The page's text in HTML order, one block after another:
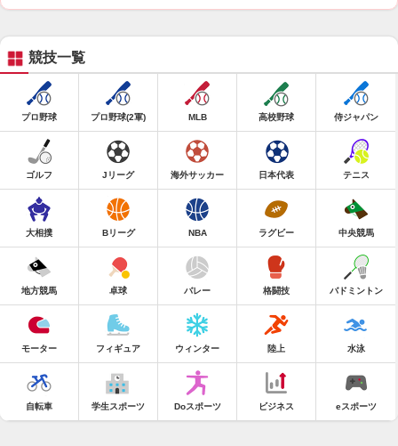
競技一覧
プロ野球 プロ野球(2軍) MLB 高校野球 侍ジャパン
ゴルフ Jリーグ 海外サッカー 日本代表 テニス
大相撲 Bリーグ NBA ラグビー 中央競馬
地方競馬 卓球 バレー 格闘技 バドミントン
モーター フィギュア ウィンター 陸上 水泳
自転車 学生スポーツ Doスポーツ ビジネス eスポーツ